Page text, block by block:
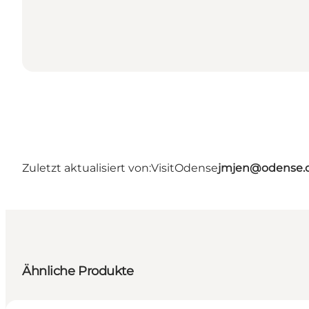
Zuletzt aktualisiert von:VisitOdense
Ähnliche Produkte